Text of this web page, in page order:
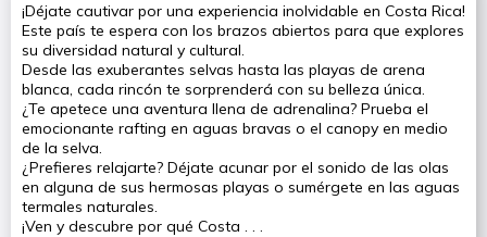
¡Déjate cautivar por una experiencia inolvidable en Costa Rica!
Este país te espera con los brazos abiertos para que explores
su diversidad natural y cultural.
Desde las exuberantes selvas hasta las playas de arena
blanca, cada rincón te sorprenderá con su belleza única.
¿Te apetece una aventura llena de adrenalina? Prueba el
emocionante rafting en aguas bravas o el canopy en medio
de la selva.
¿Prefieres relajarte? Déjate acunar por el sonido de las olas
en alguna de sus hermosas playas o sumérgete en las aguas
termales naturales.
¡Ven y descubre por qué Costa . . .